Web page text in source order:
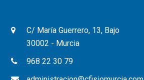
C/ María Guerrero, 13, Bajo
30002 - Murcia
968 22 30 79